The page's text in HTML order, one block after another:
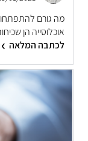
מה גורם
אוכלוסייה הן
לכתבה המלאה